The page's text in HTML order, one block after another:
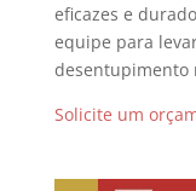
eficazes e
equipe para
desentupimento
Solicite um